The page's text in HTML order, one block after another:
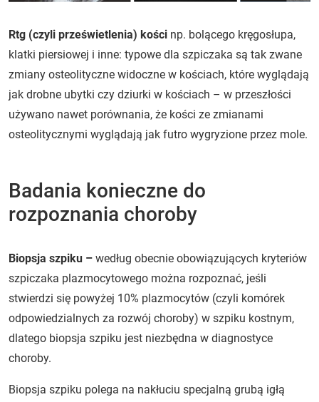
Rtg (czyli prześwietlenia) kości np. bolącego kręgosłupa,
klatki piersiowej i inne: typowe dla szpiczaka są tak zwane
zmiany osteolityczne widoczne w kościach, które wyglądają
jak drobne ubytki czy dziurki w kościach – w przeszłości
używano nawet porównania, że kości ze zmianami
osteolitycznymi wyglądają jak futro wygryzione przez mole.
Badania konieczne do
rozpoznania choroby
Biopsja szpiku – według obecnie obowiązujących kryteriów
szpiczaka plazmocytowego można rozpoznać, jeśli
stwierdzi się powyżej 10% plazmocytów (czyli komórek
odpowiedzialnych za rozwój choroby) w szpiku kostnym,
dlatego biopsja szpiku jest niezbędna w diagnostyce
choroby.
Biopsja szpiku polega na nakłuciu specjalną grubą igłą